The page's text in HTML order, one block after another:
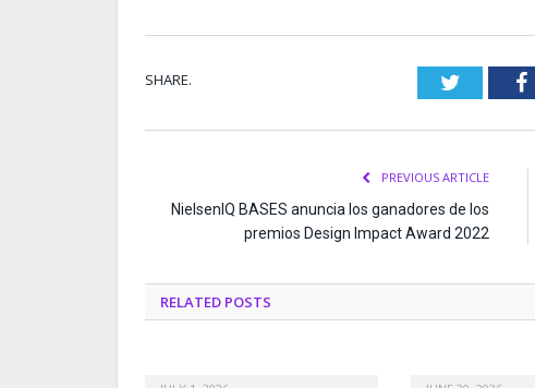
SHARE. Twitter
PREVIOUS ARTICLE
NielsenIQ BASES anuncia los ganadores de los
premios Design Impact Award 2022
RELATED POSTS